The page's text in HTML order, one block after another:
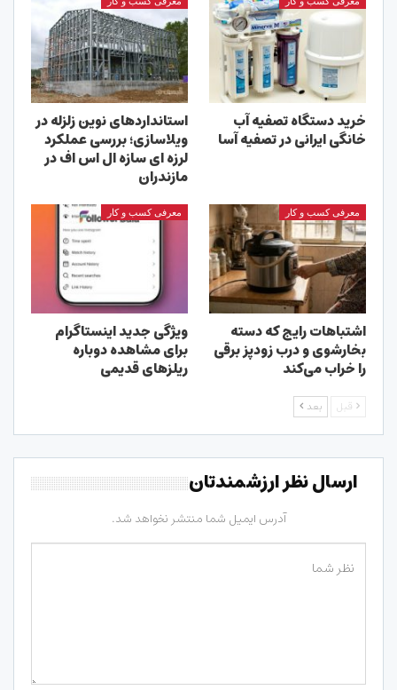
خرید دستگاه تصفیه آب
خانگی ایرانی در تصفیه آسا
استانداردهای نوین زلزله در
ویلاسازی؛ بررسی عملکرد
لرزه ای سازه ال اس اف در
مازندران
معرفی کسب و کار
اشتباهات رایج که دسته
بخارشوی و درب زودپز برقی
را خراب می‌کند
معرفی کسب و کار
ویژگی جدید اینستاگرام
برای مشاهده دوباره
ریلزهای قدیمی
قبل بعد
ارسال نظر ارزشمندتان
آدرس ایمیل شما منتشر نخواهد شد.